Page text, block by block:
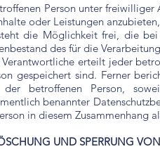
Person unter
oder Leistungen
die Möglichkeit frei, die
des für die
erteilt jeder
gespeichert sind. Ferner
betroffenen Person,
benannter
in diesem Zusammenhang
UND SPERRUNG